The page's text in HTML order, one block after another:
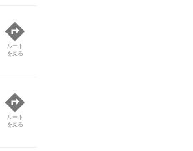
ルート
を見る
ルート
を見る